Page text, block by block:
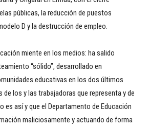
públicas, la reducción de puestos
D y la destrucción de empleo.
miente en los medios: ha salido
“sólido”, desarrollado en
educativas en los dos últimos
de los y las trabajadoras que representa y de
es así y que el Departamento de Educación
maliciosamente y actuando de forma